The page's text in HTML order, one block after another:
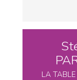
LA